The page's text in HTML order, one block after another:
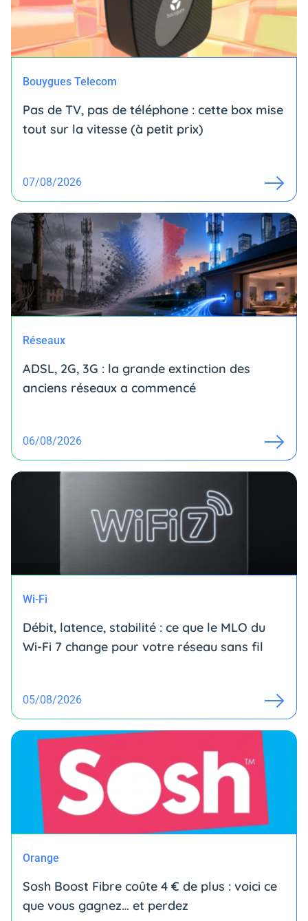
Bouygues Telecom
Pas de TV, pas de téléphone : cette box mise
tout sur la vitesse (à petit prix)
07/08/2026
Réseaux
ADSL, 2G, 3G : la grande extinction des
anciens réseaux a commencé
06/08/2026
Wi-Fi
Débit, latence, stabilité : ce que le MLO du
Wi-Fi 7 change pour votre réseau sans fil
05/08/2026
Orange
Sosh Boost Fibre coûte 4 € de plus : voici ce
que vous gagnez… et perdez